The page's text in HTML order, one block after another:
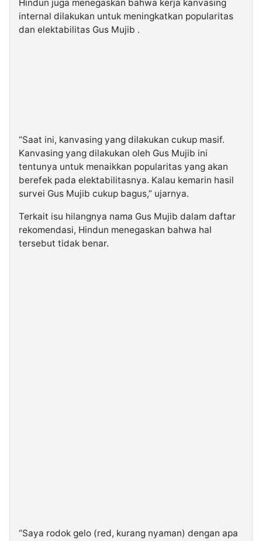
Hindun juga menegaskan bahwa kerja kanvasing
internal dilakukan untuk meningkatkan popularitas
dan elektabilitas Gus Mujib .
“Saat ini, kanvasing yang dilakukan cukup masif.
Kanvasing yang dilakukan oleh Gus Mujib ini
tentunya untuk menaikkan popularitas yang akan
berefek pada elektabilitasnya. Kalau kemarin hasil
survei Gus Mujib cukup bagus,” ujarnya.
Terkait isu hilangnya nama Gus Mujib dalam daftar
rekomendasi, Hindun menegaskan bahwa hal
tersebut tidak benar.
“Saya rodok gelo (red, kurang nyaman) dengan apa